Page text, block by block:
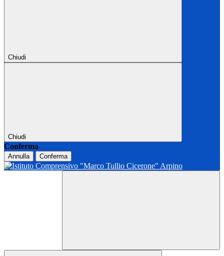
Chiudi
Chiudi
Conferma
Annulla Conferma